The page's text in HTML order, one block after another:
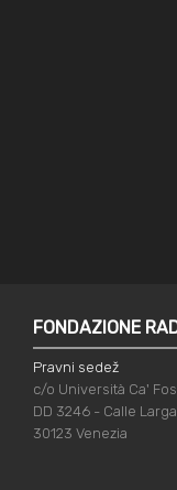
FONDAZIONE
Pravni sedež
c/o Università Ca'
DD 3246 - Calle
30123 Venezia